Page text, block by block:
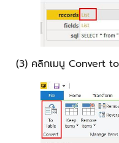
(3) คลิกเมนู Convert